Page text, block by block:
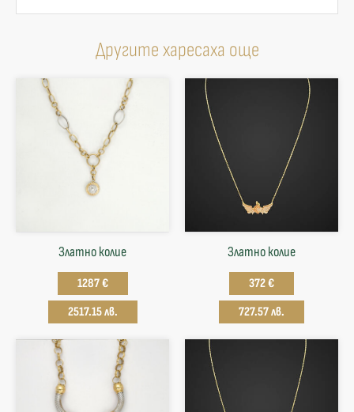
Другите харесаха още
Златно колие
1287 €
2517.15 лв.
Златнo колие
372 €
727.57 лв.